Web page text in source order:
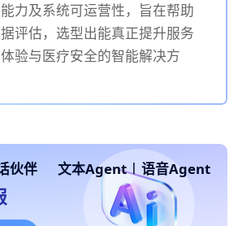
力及系统可运营性，旨在帮助
评估，选型出能真正提升服务
验与医疗安全的智能解决方
伙伴 文本Agent | 语音Agent